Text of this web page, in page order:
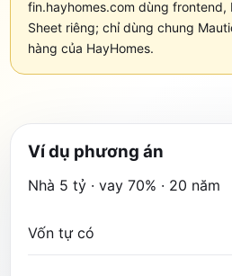
fin.hayhomes.com dùng frontend,
Sheet riêng; chỉ dùng chung
hàng của HayHomes.
Ví dụ phương án
Nhà 5 tỷ · vay 70% · 20 năm
Vốn tự có